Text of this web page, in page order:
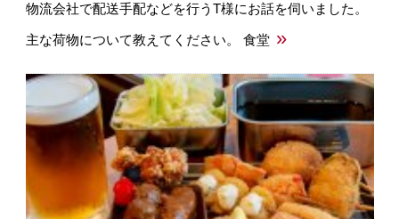
物流会社で配送手配などを行うT様にお話を伺いました。
主な荷物について教えてください。 食堂 »